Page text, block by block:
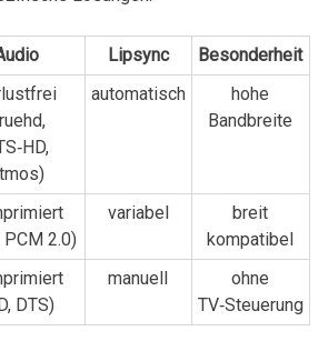
Lipsync
Besonderheit
automatisch
hohe
Bandbreite
PCM 2.0)
variabel
breit
kompatibel
DTS)
manuell
ohne
TV‑Steuerung